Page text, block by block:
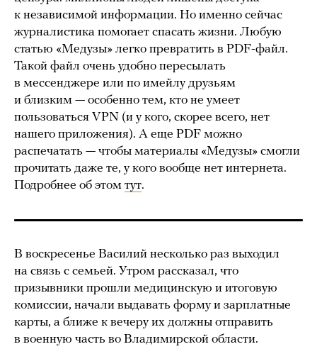
к независимой информации. Но именно сейчас
журналистика помогает спасать жизни. Любую
статью «Медузы» легко превратить в PDF-файл.
Такой файл очень удобно пересылать
в мессенджере или по имейлу друзьям
и близким — особенно тем, кто не умеет
пользоваться VPN (и у кого, скорее всего, нет
нашего приложения). А еще PDF можно
распечатать — чтобы материалы «Медузы» смогли
прочитать даже те, у кого вообще нет интернета.
Подробнее об этом тут.
В воскресенье Василий несколько раз выходил
на связь с семьей. Утром рассказал, что
призывники прошли медицинскую и итоговую
комиссии, начали выдавать форму и зарплатные
карты, а ближе к вечеру их должны отправить
в военную часть во Владимирской области.